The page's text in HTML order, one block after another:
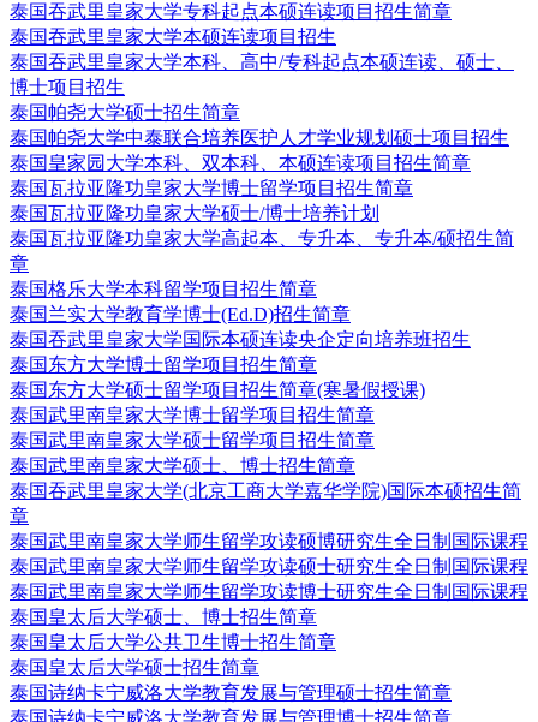
泰国吞武里皇家大学专科起点本硕连读项目招生简章
泰国吞武里皇家大学本硕连读项目招生
泰国吞武里皇家大学本科、高中/专科起点本硕连读、硕士、
博士项目招生
泰国帕尧大学硕士招生简章
泰国帕尧大学中泰联合培养医护人才学业规划硕士项目招生
泰国皇家园大学本科、双本科、本硕连读项目招生简章
泰国瓦拉亚隆功皇家大学博士留学项目招生简章
泰国瓦拉亚隆功皇家大学硕士/博士培养计划
泰国瓦拉亚隆功皇家大学高起本、专升本、专升本/硕招生简
章
泰国格乐大学本科留学项目招生简章
泰国兰实大学教育学博士(Ed.D)招生简章
泰国吞武里皇家大学国际本硕连读央企定向培养班招生
泰国东方大学博士留学项目招生简章
泰国东方大学硕士留学项目招生简章(寒暑假授课)
泰国武里南皇家大学博士留学项目招生简章
泰国武里南皇家大学硕士留学项目招生简章
泰国武里南皇家大学硕士、博士招生简章
泰国吞武里皇家大学(北京工商大学嘉华学院)国际本硕招生简
章
泰国武里南皇家大学师生留学攻读硕博研究生全日制国际课程
泰国武里南皇家大学师生留学攻读硕士研究生全日制国际课程
泰国武里南皇家大学师生留学攻读博士研究生全日制国际课程
泰国皇太后大学硕士、博士招生简章
泰国皇太后大学公共卫生博士招生简章
泰国皇太后大学硕士招生简章
泰国诗纳卡宁威洛大学教育发展与管理硕士招生简章
泰国诗纳卡宁威洛大学教育发展与管理博士招生简章